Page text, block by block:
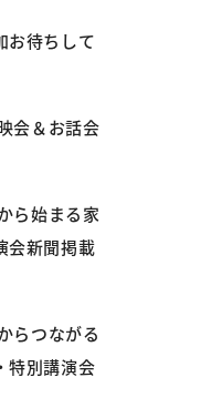
お待ちして
会＆お話会
ら始まる家
会新聞掲載
らつながる
別講演会